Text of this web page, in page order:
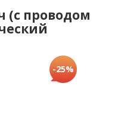
(с проводом
-25%